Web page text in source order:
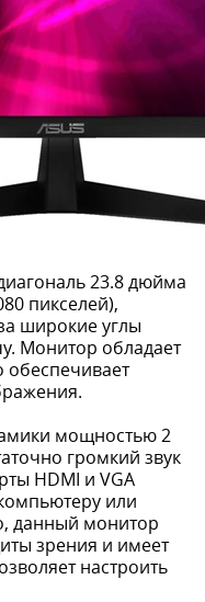
23.8 дюйма
пикселей),
широкие углы
Монитор обладает
обеспечивает
мощностью 2
громкий звук
HDMI и VGA
или
данный монитор
зрения и имеет
настроить